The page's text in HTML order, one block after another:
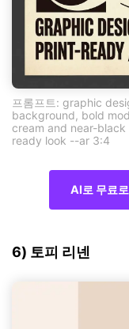
프롬프트: graphic
background, bold
cream and near-
ready look --ar 3:4
AI로 무료
6) 토피 리넨